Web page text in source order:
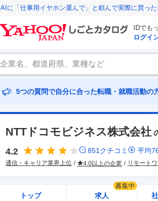
AIに「仕事用イヤホン選んで」と頼んで実際に買った
IDでも
ログイ
5つの質問で自分に合った転職・就職活動の
NTTドコモビジネス株式会社
4.2 851 クチコミ 平均
通信・キャリア業界上位 4.0以上の企業 リモート
トップ 求人
募集中